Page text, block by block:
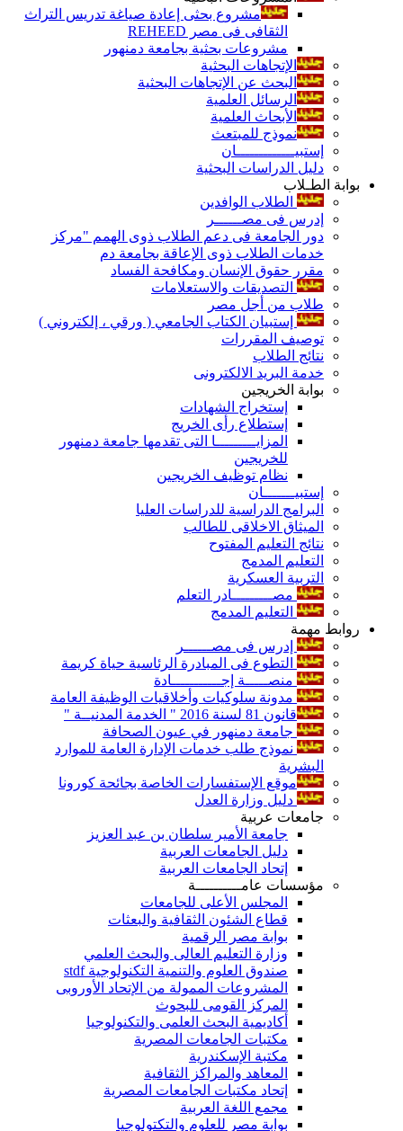
مشروع بحثى إعادة صياغة تدريس التراث
الثقافى فى مصر REHEED
مشروعات بحثية بجامعة دمنهور
الإتجاهات البحثية
البحث عن الإتجاهات البحثية
الرسائل العلمية
الأبحاث العلمية
نموذج للمبتعث
إستبيـــــــــــــان
دليل الدراسات البحثية
بوابة الطـلاب
الطلاب الوافدين
إدرس فى مصــــــر
دور الجامعة فى دعم الطلاب ذوى الهمم "مركز
خدمات الطلاب ذوى الإعاقة بجامعة دم
مقرر حقوق الإنسان ومكافحة الفساد
التصديقات والاستعلامات
طلاب من أجل مصر
إستبيان الكتاب الجامعي ( ورقي ، إلكتروني )
توصيف المقررات
نتائج الطلاب
خدمة البريد الالكترونى
بوابة الخريجين
إستخراج الشهادات
إستطلاع رأى الخريج
المزايـــــــــا التى تقدمها جامعة دمنهور
للخريجين
نظام توظيف الخريجين
إستبيـــــــان
البرامج الدراسية للدراسات العليا
الميثاق الاخلاقى للطالب
نتائج التعليم المفتوح
التعليم المدمج
التربية العسكرية
مصـــــــــادر التعلم
التعليم المدمج
روابط مهمة
إدرس فى مصــــــر
التطوع فى المبادرة الرئاسية حياة كريمة
منصـــــة إجـــــــــــادة
مدونة سلوكيات وأخلاقيات الوظيفة العامة
قانون 81 لسنة 2016 " الخدمة المدنيــة "
جامعة دمنهور في عيون الصحافة
نموذج طلب خدمات الإدارة العامة للموارد
البشرية
موقع الإستفسارات الخاصة بجائحة كورونا
دليل وزارة العدل
جامعات عربية
جامعة الأمير سلطان بن عبد العزيز
دليل الجامعات العربية
إتحاد الجامعات العربية
مؤسسات عامــــــــــة
المجلس الأعلى للجامعات
قطاع الشئون الثقافية والبعثات
بوابة مصر الرقمية
وزارة التعليم العالى والبحث العلمي
صندوق العلوم والتنمية التكنولوجية stdf
المشروعات الممولة من الإتحاد الأوروبى
المركز القومى للبحوث
أكاديمية البحث العلمى والتكنولوجيا
مكتبات الجامعات المصرية
مكتبة الإسكندرية
المعاهد والمراكز الثقافية
إتحاد مكتبات الجامعات المصرية
مجمع اللغة العربية
بوابة مصر للعلوم والتكتولوجيا